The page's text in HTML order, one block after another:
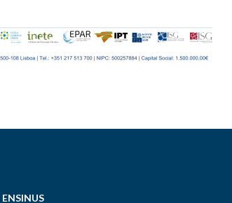
ENSINUS